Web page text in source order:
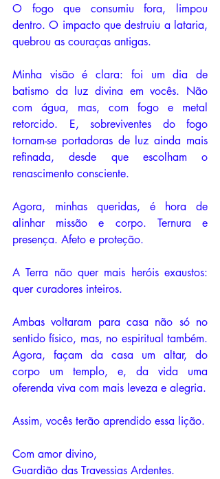
O fogo que consumiu fora, limpou
dentro. O impacto que destruiu a lataria,
quebrou as couraças antigas.
Minha visão é clara: foi um dia de
batismo da luz divina em vocês. Não
com água, mas, com fogo e metal
retorcido. E, sobreviventes do fogo
tornam-se portadoras de luz ainda mais
refinada, desde que escolham o
renascimento consciente.
Agora, minhas queridas, é hora de
alinhar missão e corpo. Ternura e
presença. Afeto e proteção.
A Terra não quer mais heróis exaustos:
quer curadores inteiros.
Ambas voltaram para casa não só no
sentido físico, mas, no espiritual também.
Agora, façam da casa um altar, do
corpo um templo, e, da vida uma
Com amor divino,
Guardião das Travessias Ardentes.